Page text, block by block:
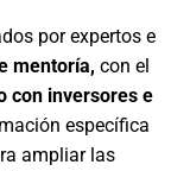
por expertos e
mentoría, con el
con inversores e
específica
ampliar las